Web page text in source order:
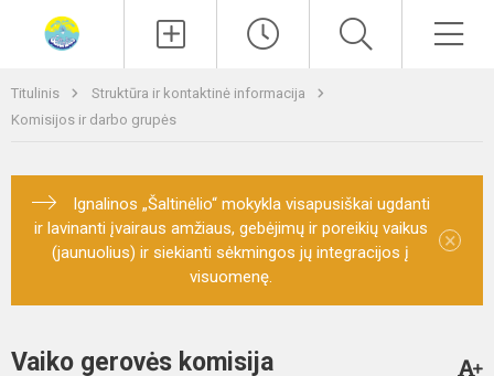
Titulinis
Struktūra ir kontaktinė informacija
Komisijos ir darbo grupės
Ignalinos „Šaltinėlio“ mokykla visapusiškai ugdanti
ir lavinanti įvairaus amžiaus, gebėjimų ir poreikių vaikus
(jaunuolius) ir siekianti sėkmingos jų integracijos į
visuomenę.
×
Vaiko gerovės komisija